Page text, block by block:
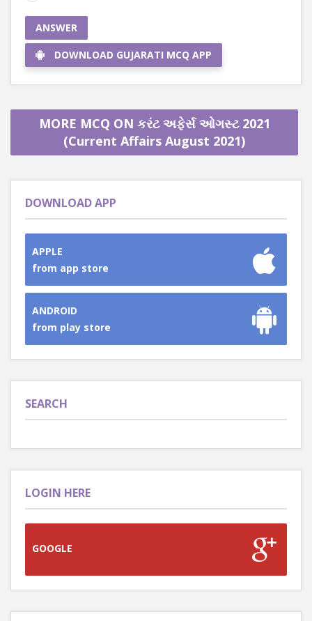
ANSWER
DOWNLOAD GUJARATI MCQ APP
MORE MCQ ON કરંટ અફેર્સ ઓગસ્ટ 2021
(Current Affairs August 2021)
DOWNLOAD APP
APPLE
from app store
ANDROID
from play store
SEARCH
LOGIN HERE
GOOGLE